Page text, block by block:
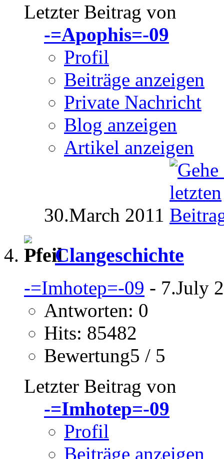
Letzter Beitrag von
-=Apophis=-09
Profil
Beiträge anzeigen
Private Nachricht
Blog anzeigen
Artikel anzeigen
30.March 2011
Clangeschichte
-=Imhotep=-09 - 7.July
Antworten: 0
Hits: 85482
Bewertung5 / 5
Letzter Beitrag von
-=Imhotep=-09
Profil
Beiträge anzeigen